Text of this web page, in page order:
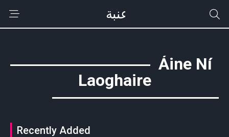
Áine Ní
Laoghaire
Recently Added